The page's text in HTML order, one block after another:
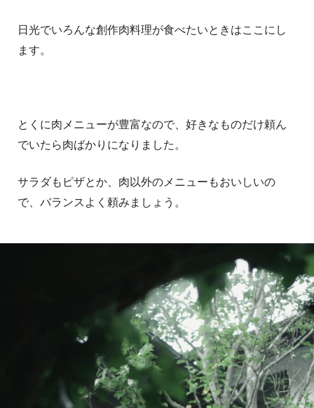
日光でいろんな創作肉料理が食べたいときはここにし
ます。
とくに肉メニューが豊富なので、好きなものだけ頼ん
でいたら肉ばかりになりました。
サラダもピザとか、肉以外のメニューもおいしいの
で、バランスよく頼みましょう。